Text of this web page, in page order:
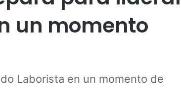
un momento
Laborista en un momento de